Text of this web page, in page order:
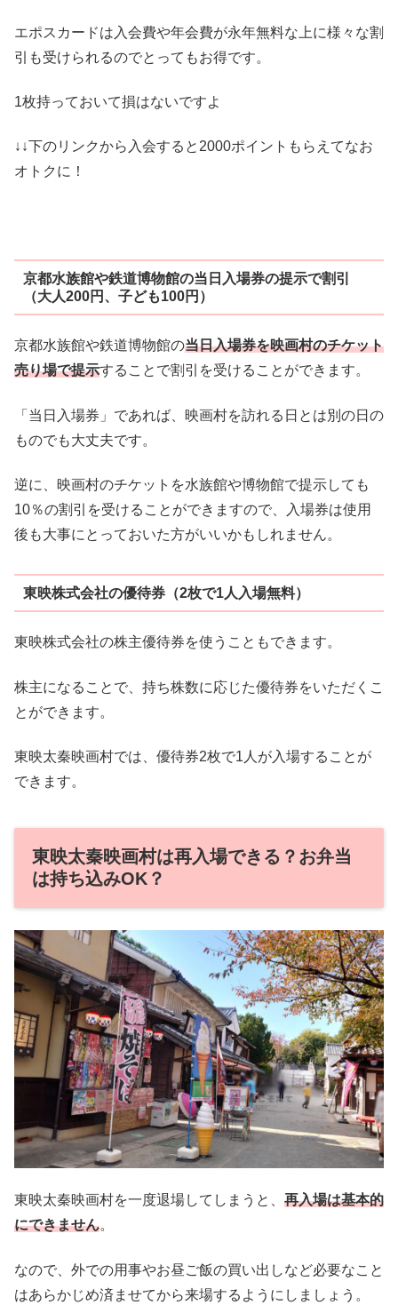
エポスカードは入会費や年会費が永年無料な上に様々な割
引も受けられるのでとってもお得です。
1枚持っておいて損はないですよ
↓↓下のリンクから入会すると2000ポイントもらえてなお
オトクに！
京都水族館や鉄道博物館の当日入場券の提示で割引
（大人200円、子ども100円）
京都水族館や鉄道博物館の当日入場券を映画村のチケット
売り場で提示することで割引を受けることができます。
「当日入場券」であれば、映画村を訪れる日とは別の日の
ものでも大丈夫です。
逆に、映画村のチケットを水族館や博物館で提示しても
10％の割引を受けることができますので、入場券は使用
後も大事にとっておいた方がいいかもしれません。
東映株式会社の優待券（2枚で1人入場無料）
東映株式会社の株主優待券を使うこともできます。
株主になることで、持ち株数に応じた優待券をいただくこ
とができます。
東映太秦映画村では、優待券2枚で1人が入場することが
できます。
東映太秦映画村は再入場できる？お弁当
は持ち込みOK？
東映太秦映画村を一度退場してしまうと、 再入場は基本的
にできません。
なので、外での用事やお昼ご飯の買い出しなど必要なこと
はあらかじめ済ませてから来場するようにしましょう。